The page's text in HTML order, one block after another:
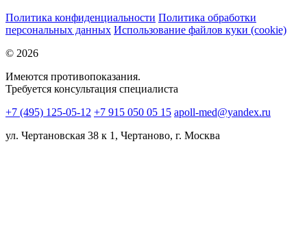
Политика конфиденциальности Политика обработки
персональных данных Использование файлов куки (cookie)
© 2026
Имеются противопоказания.
Требуется консультация специалиста
+7 (495) 125-05-12 +7 915 050 05 15 apoll-med@yandex.ru
ул. Чертановская 38 к 1, Чертаново, г. Москва